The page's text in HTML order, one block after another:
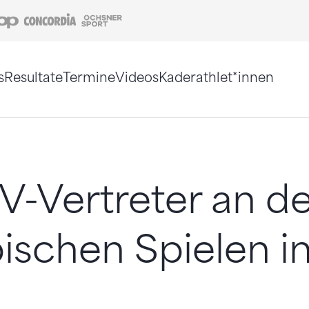
Coop Concordia
ResultateTermineVideosKaderathlet*innen
Vertreter an
Spielen in